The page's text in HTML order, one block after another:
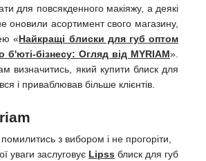
для повсякденного макіяжу, а деякі
оновили асортимент свого магазину,
«Найкращі блиски для губ оптом
бізнесу: Огляд від MYRIAM».
визначитись, який купити блиск для
і приваблював більше клієнтів.
з вибором і не прогоріти,
уваги заслуговує Lipss блиск для губ